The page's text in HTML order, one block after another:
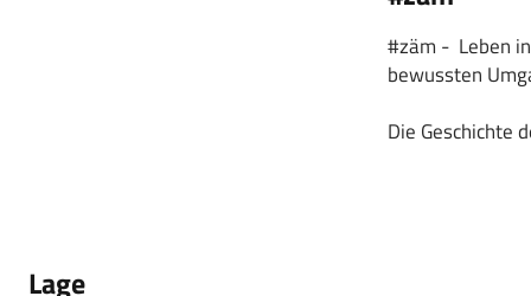
#zäm - Leben
bewussten
Die Geschichte
Lage